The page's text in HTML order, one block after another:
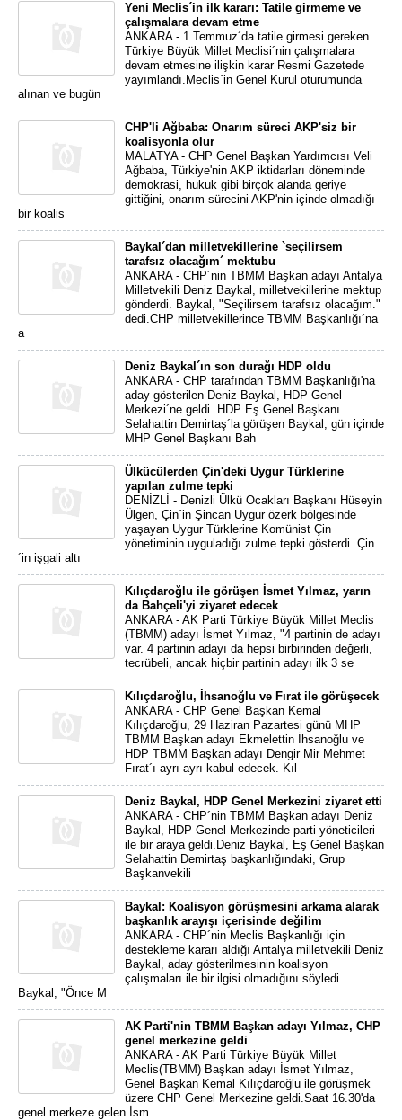
Yeni Meclis´in ilk kararı: Tatile girmeme ve
çalışmalara devam etme
ANKARA - 1 Temmuz´da tatile girmesi gereken
Türkiye Büyük Millet Meclisi´nin çalışmalara
devam etmesine ilişkin karar Resmi Gazetede
yayımlandı.Meclis´in Genel Kurul oturumunda
alınan ve bugün
CHP'li Ağbaba: Onarım süreci AKP'siz bir
koalisyonla olur
MALATYA - CHP Genel Başkan Yardımcısı Veli
Ağbaba, Türkiye'nin AKP iktidarları döneminde
demokrasi, hukuk gibi birçok alanda geriye
gittiğini, onarım sürecini AKP'nin içinde olmadığı
bir koalis
Baykal´dan milletvekillerine `seçilirsem
tarafsız olacağım´ mektubu
ANKARA - CHP´nin TBMM Başkan adayı Antalya
Milletvekili Deniz Baykal, milletvekillerine mektup
gönderdi. Baykal, "Seçilirsem tarafsız olacağım."
dedi.CHP milletvekillerince TBMM Başkanlığı´na
a
Deniz Baykal´ın son durağı HDP oldu
ANKARA - CHP tarafından TBMM Başkanlığı'na
aday gösterilen Deniz Baykal, HDP Genel
Merkezi´ne geldi. HDP Eş Genel Başkanı
Selahattin Demirtaş´la görüşen Baykal, gün içinde
MHP Genel Başkanı Bah
Ülkücülerden Çin'deki Uygur Türklerine
yapılan zulme tepki
DENİZLİ - Denizli Ülkü Ocakları Başkanı Hüseyin
Ülgen, Çin´in Şincan Uygur özerk bölgesinde
yaşayan Uygur Türklerine Komünist Çin
yönetiminin uyguladığı zulme tepki gösterdi. Çin
´in işgali altı
Kılıçdaroğlu ile görüşen İsmet Yılmaz, yarın
da Bahçeli'yi ziyaret edecek
ANKARA - AK Parti Türkiye Büyük Millet Meclis
(TBMM) adayı İsmet Yılmaz, "4 partinin de adayı
var. 4 partinin adayı da hepsi birbirinden değerli,
tecrübeli, ancak hiçbir partinin adayı ilk 3 se
Kılıçdaroğlu, İhsanoğlu ve Fırat ile görüşecek
ANKARA - CHP Genel Başkan Kemal
Kılıçdaroğlu, 29 Haziran Pazartesi günü MHP
TBMM Başkan adayı Ekmelettin İhsanoğlu ve
HDP TBMM Başkan adayı Dengir Mir Mehmet
Fırat´ı ayrı ayrı kabul edecek. Kıl
Deniz Baykal, HDP Genel Merkezini ziyaret etti
ANKARA - CHP´nin TBMM Başkan adayı Deniz
Baykal, HDP Genel Merkezinde parti yöneticileri
ile bir araya geldi.Deniz Baykal, Eş Genel Başkan
Selahattin Demirtaş başkanlığındaki, Grup
Başkanvekili
Baykal: Koalisyon görüşmesini arkama alarak
başkanlık arayışı içerisinde değilim
ANKARA - CHP´nin Meclis Başkanlığı için
destekleme kararı aldığı Antalya milletvekili Deniz
Baykal, aday gösterilmesinin koalisyon
çalışmaları ile bir ilgisi olmadığını söyledi.
Baykal, "Önce M
AK Parti'nin TBMM Başkan adayı Yılmaz, CHP
genel merkezine geldi
ANKARA - AK Parti Türkiye Büyük Millet
Meclis(TBMM) Başkan adayı İsmet Yılmaz,
Genel Başkan Kemal Kılıçdaroğlu ile görüşmek
üzere CHP Genel Merkezine geldi.Saat 16.30'da
genel merkeze gelen İsm